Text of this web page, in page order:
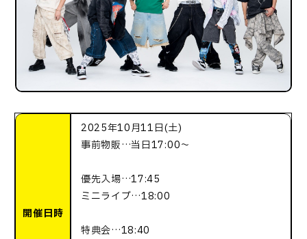
開催日時
2025年10月11日(土)
事前物販…当日17:00～
優先入場…17:45
ミニライブ…18:00
特典会…18:40